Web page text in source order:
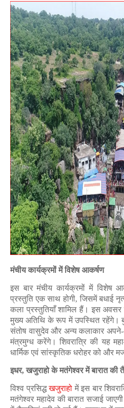
मंचीय कार्यक्रमों में विशेष आकर्षण
इस बार मंचीय कार्यक्रमों में विशेष
प्रस्तुति एक साथ होगी, जिसमें बधाई
कला प्रस्तुतियाँ शामिल हैं। इस अवसर
मुख्य अतिथि के रूप में उपस्थित रहेंगे।
संतोष वासुदेव और अन्य कलाकार
मंत्रमुग्ध करेंगे। शिवरात्रि की यह
धार्मिक एवं सांस्कृतिक धरोहर को और
इधर, खजुराहो के मतंगेश्वर में बारात की
विश्व प्रसिद्धखजुराहो में इस बार
मतंगेश्वर महादेव की बारात सजाई